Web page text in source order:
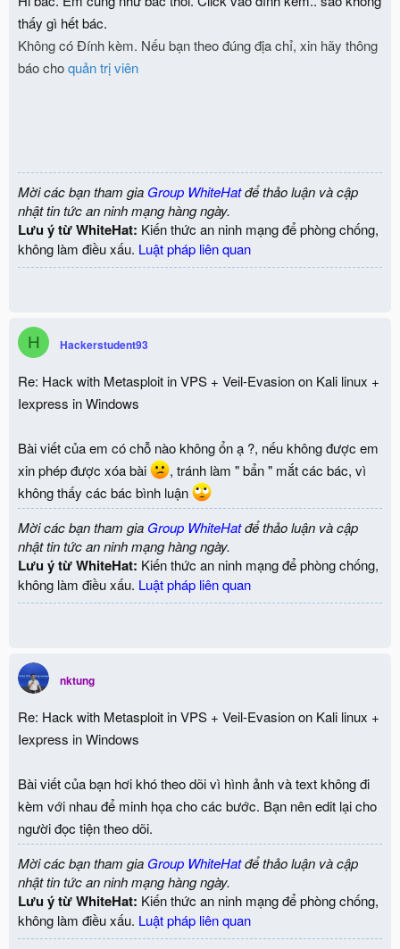
thấy gì hết bác.
Không có Đính kèm. Nếu bạn theo đúng địa chỉ, xin hãy thông
báo choquản trị viên
Mời các bạn tham gia Group WhiteHatđể thảo luận và cập
nhật tin tức an ninh mạng hàng ngày.
Lưu ý từ WhiteHat: Kiến thức an ninh mạng để phòng chống,
không làm điều xấu. Luật pháp liên quan
H Hackerstudent93
Re: Hack with Metasploit in VPS + Veil-Evasion on Kali linux +
Iexpress in Windows
Bài viết của em có chỗ nào không ổn ạ ?, nếu không được em
xin phép được xóa bài
, tránh làm " bẩn " mắt các bác, vì
không thấy các bác bình luận
Mời các bạn tham gia Group WhiteHatđể thảo luận và cập
nhật tin tức an ninh mạng hàng ngày.
Lưu ý từ WhiteHat: Kiến thức an ninh mạng để phòng chống,
không làm điều xấu. Luật pháp liên quan
nktung
Re: Hack with Metasploit in VPS + Veil-Evasion on Kali linux +
Iexpress in Windows
Bài viết của bạn hơi khó theo dõi vì hình ảnh và text không đi
kèm với nhau để minh họa cho các bước. Bạn nên edit lại cho
người đọc tiện theo dõi.
Mời các bạn tham gia Group WhiteHatđể thảo luận và cập
nhật tin tức an ninh mạng hàng ngày.
Lưu ý từ WhiteHat: Kiến thức an ninh mạng để phòng chống,
không làm điều xấu. Luật pháp liên quan